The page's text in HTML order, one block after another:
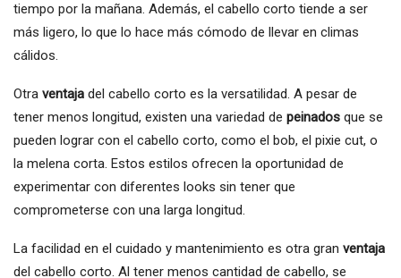
tiempo por la mañana. Además, el cabello corto tiende a ser
más ligero, lo que lo hace más cómodo de llevar en climas
cálidos.
Otra ventaja del cabello corto es la versatilidad. A pesar de
tener menos longitud, existen una variedad de peinados que se
pueden lograr con el cabello corto, como el bob, el pixie cut, o
la melena corta. Estos estilos ofrecen la oportunidad de
experimentar con diferentes looks sin tener que
comprometerse con una larga longitud.
La facilidad en el cuidado y mantenimiento es otra gran ventaja
del cabello corto. Al tener menos cantidad de cabello, se